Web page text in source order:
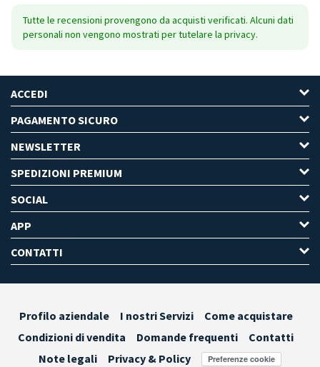
Tutte le recensioni provengono da acquisti verificati. Alcuni dati
personali non vengono mostrati per tutelare la privacy.
ACCEDI
PAGAMENTO SICURO
NEWSLETTER
SPEDIZIONI PREMIUM
SOCIAL
APP
CONTATTI
Profilo aziendale I nostri Servizi
Come acquistare
Condizioni di vendita
Domande frequenti
Contatti
Note legali
Privacy & Policy Preferenze cookie